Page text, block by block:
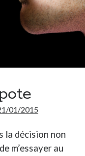
01/2015
la décision non
m’essayer au